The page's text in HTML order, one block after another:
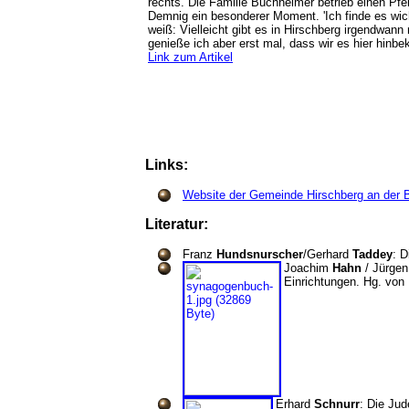
Demnig ein besonderer Moment. 'Ich finde es
weiß: Vielleicht gibt es in Hirschberg
genieße ich aber erst mal, dass wir es hier
Link zum Artikel
Links:
Website der Gemeinde Hirschberg an der
Literatur:
Franz Hundsnurscher/Gerhard Taddey:
Joachim Hahn /
Einrichtungen. Hg.
Erhard Schnurr: Die